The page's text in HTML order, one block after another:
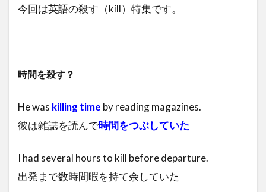
今回は英語の殺す（kill）特集です。
時間を殺す？
He was killing time by reading magazines.
彼は雑誌を読んで時間をつぶしていた
I had several hours to kill before departure.
出発まで数時間暇を持て余していた